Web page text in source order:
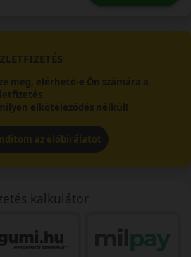
meg, elérhető-e Ön számára a
elköteleződés nélkül!
az előbírálatot
kalkulátor